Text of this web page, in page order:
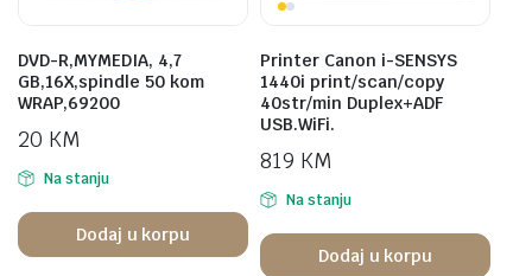
DVD-R,MYMEDIA, 4,7
GB,16X,spindle 50 kom
WRAP,69200
20 KM
Na stanju
Dodaj u korpu
Printer Canon i-SENSYS
1440i print/scan/copy
40str/min Duplex+ADF
USB.WiFi.
819 KM
Na stanju
Dodaj u korpu